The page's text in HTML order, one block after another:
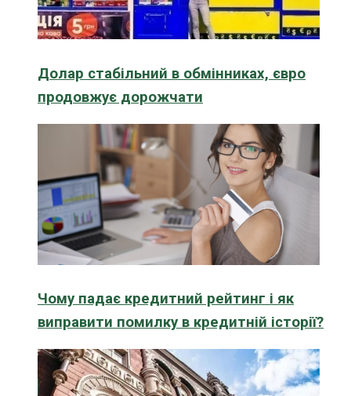
Долар стабільний в обмінниках, євро
продовжує дорожчати
Чому падає кредитний рейтинг і як
виправити помилку в кредитній історії?